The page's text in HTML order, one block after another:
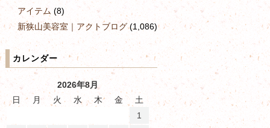
アイテム (8)
新狭山美容室｜アクトブログ(1,086)
カレンダー
2026年8月
日
月 火 水 木 金
土
1